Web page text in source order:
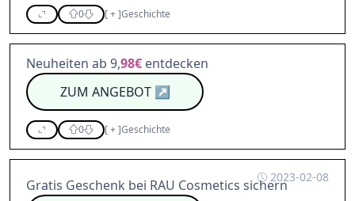
0 [+]Geschichte
Neuheiten ab 9,98€ entdecken
ZUM ANGEBOT↗
0 [+]Geschichte
2023-02-08
Gratis Geschenk bei RAU Cosmetics sichern